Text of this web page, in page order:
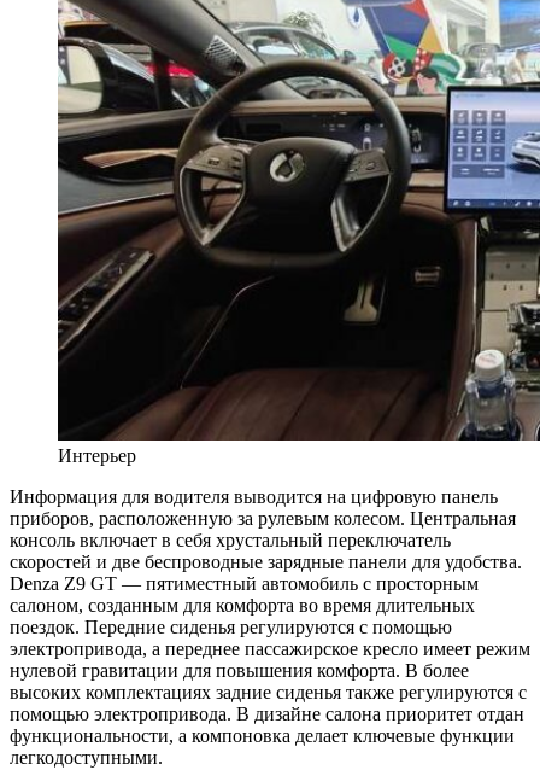
Интерьер
Информация для водителя выводится на цифровую панель
приборов, расположенную за рулевым колесом. Центральная
консоль включает в себя хрустальный переключатель
скоростей и две беспроводные зарядные панели для удобства.
Denza Z9 GT — пятиместный автомобиль с просторным
салоном, созданным для комфорта во время длительных
поездок. Передние сиденья регулируются с помощью
электропривода, а переднее пассажирское кресло имеет режим
нулевой гравитации для повышения комфорта. В более
высоких комплектациях задние сиденья также регулируются с
помощью электропривода. В дизайне салона приоритет отдан
функциональности, а компоновка делает ключевые функции
легкодоступными.